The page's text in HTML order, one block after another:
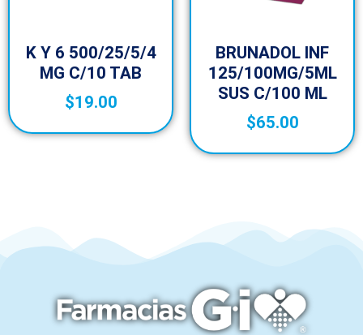
K Y 6 500/25/5/4
MG C/10 TAB
$19.00
BRUNADOL INF
125/100MG/5ML
SUS C/100 ML
$65.00